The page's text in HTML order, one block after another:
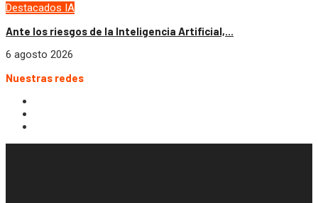
Destacados IA
Ante los riesgos de la Inteligencia Artificial,...
6 agosto 2026
Nuestras redes